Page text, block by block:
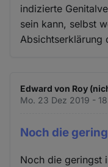
indizierte
sein kann, selbst
Absichtserklärung
Edward von Roy
Mo. 23 Dez 2019 -
Noch die
Noch die geringst